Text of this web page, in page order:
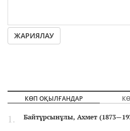
ЖАРИЯЛАУ
КӨП ОҚЫЛҒАНДАР
Байтұрсынұлы, Ахмет